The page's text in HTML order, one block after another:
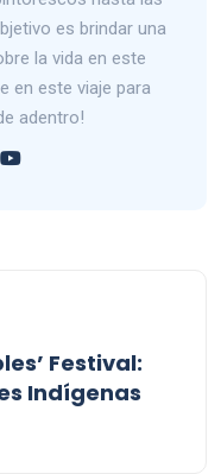
es brindar una
la vida en este
en este viaje para
adentro!
Festival:
Indígenas